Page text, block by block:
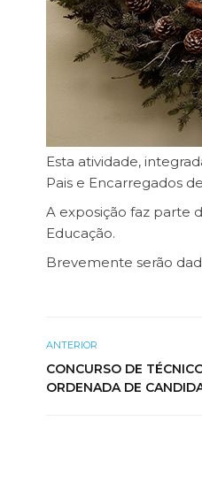
Esta atividade,
Pais e Encarregados
A exposição faz parte
Educação.
Brevemente serão
ANTERIOR
CONCURSO DE
ORDENADA DE